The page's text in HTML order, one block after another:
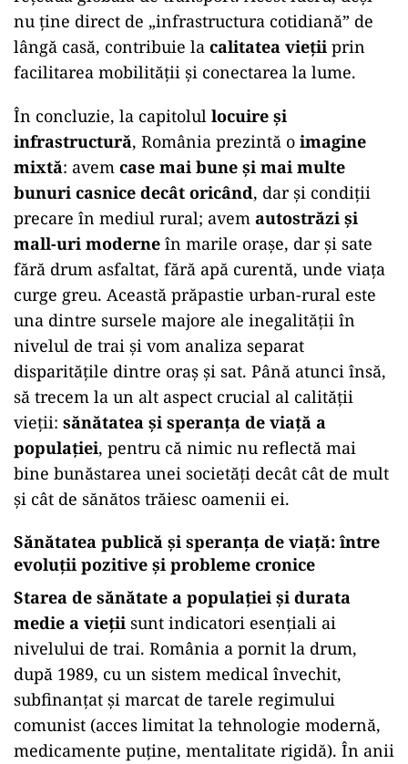
nu ține direct de „infrastructura cotidiană” de
lângă casă, contribuie la calitatea vieții prin
facilitarea mobilității și conectarea la lume.
În concluzie, la capitolul locuire și
infrastructură, România prezintă o imagine
mixtă: avem case mai bune și mai multe
bunuri casnice decât oricând, dar și condiții
precare în mediul rural; avem autostrăzi și
mall-uri moderne în marile orașe, dar și sate
fără drum asfaltat, fără apă curentă, unde viața
curge greu. Această prăpastie urban-rural este
una dintre sursele majore ale inegalității în
nivelul de trai și vom analiza separat
disparitățile dintre oraș și sat. Până atunci însă,
să trecem la un alt aspect crucial al calității
vieții: sănătatea și speranța de viață a
populației, pentru că nimic nu reflectă mai
bine bunăstarea unei societăți decât cât de mult
și cât de sănătos trăiesc oamenii ei.
Sănătatea publică și speranța de viață: între
evoluții pozitive și probleme cronice
Starea de sănătate a populației și durata
medie a vieții sunt indicatori esențiali ai
nivelului de trai. România a pornit la drum,
după 1989, cu un sistem medical învechit,
subfinanțat și marcat de tarele regimului
comunist (acces limitat la tehnologie modernă,
medicamente puține, mentalitate rigidă). În anii